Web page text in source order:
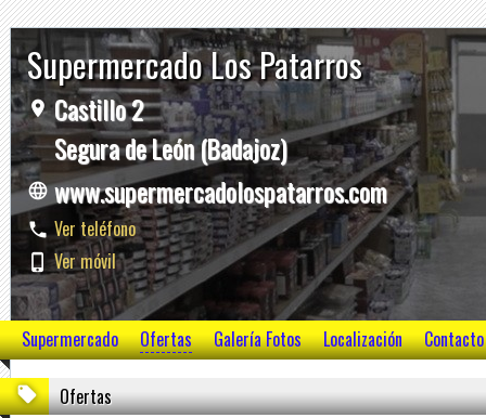
Supermercado Los Patarros
Castillo 2
Segura de León (Badajoz)
www.supermercadolospatarros.com
Ver teléfono
Ver móvil
Supermercado Ofertas Galería Fotos Localización
Ofertas